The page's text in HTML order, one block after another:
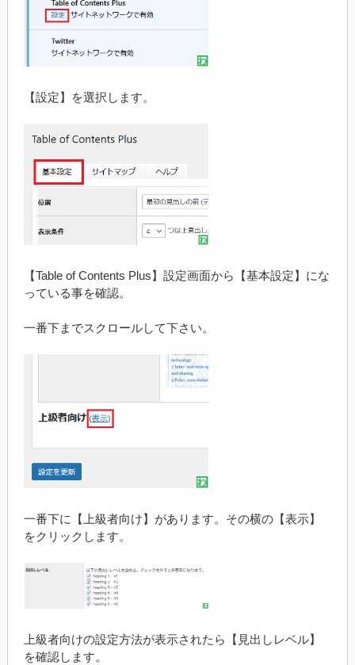
【設定】を選択します。
【Table of Contents Plus】設定画面から【基本設定】にな
っている事を確認。
一番下までスクロールして下さい。
一番下に【上級者向け】があります。その横の【表示】
をクリックします。
上級者向けの設定方法が表示されたら【見出しレベル】
を確認します。